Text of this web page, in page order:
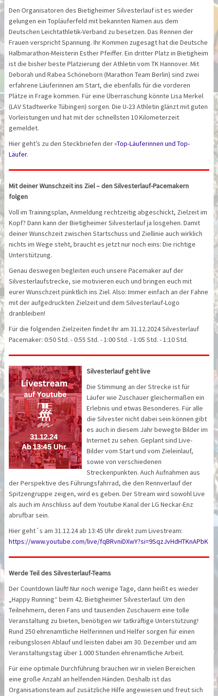
Den Organisatoren des Bietigheimer Silvesterlauf ist es wieder
gelungen ein Topläuferfeld mit bekannten Namen aus dem
Deutschen Leichtathletik-Verband zu besetzen. Das Rennen der
Frauen verspricht Spannung. Ihr Kommen zugesagt hat die Deutsche
Halbmarathon-Meisterin Esther Pfeiffer. Ein dritter Platz in Bietigheim
ist die bisher beste Platzierung der Athletin vom TK Hannover. Mit
Deborah und Rabea Schöneborn (Marathon Team Berlin) sind zwei
erfahrene Läuferinnen am Start, die ebenfalls für die vorderen
Plätze in Frage kommen. Für eine Überraschung könnte Lisa Merkel
(LAV Stadtwerke Tübingen) sorgen. Die U-23 Athletin glänzt mit guten
Vorleistungen und hat mit der schnellsten 10 Kilometerzeit
gemeldet.
Hier geht’s zu den Steckbriefen der »Top-Läuferinnen und Top-
Läufer.
Mit deiner Wunschzeit ins Ziel – den Silvesterlauf-Pacemakern
folgen
Voll im Trainingsplan, Anmeldung rechtzeitig abgeschickt, Zielzeit im
Kopf? Dann kann der Bietigheimer Silvesterlauf ja losgehen. Damit
deiner Wunschzeit zwischen Startschuss und Ziellinie auch wirklich
nichts im Wege steht, braucht es jetzt nur noch eins: Die richtige
Unterstützung.
Genau deswegen begleiten euch unsere Pacemaker auf der
Silvesterlaufstrecke, sie motivieren euch und bringen euch mit
eurer Wunschzeit pünktlich ins Ziel. Also: Immer einfach an der Fahne
mit der aufgedruckten Zielzeit und dem Silvesterlauf-Logo
dranbleiben!
Für die folgenden Zielzeiten findet Ihr am 31.12.2024 Silvesterlauf
Pacemaker: 0:50 Std. - 0:55 Std. - 1:00 Std. - 1:05 Std. - 1:10 Std.
Silvesterlauf geht live
Die Stimmung an der Strecke ist für
Läufer wie Zuschauer gleichermaßen ein
Erlebnis und etwas Besonderes. Für alle
die Silvester nicht dabei sein können gibt
es auch in diesem Jahr bewegte Bilder im
Internet zu sehen. Geplant sind Live-
Bilder vom Start und vom Zieleinlauf,
sowie von verschiedenen
Streckenpunkten. Auch Aufnahmen aus
der Perspektive des Führungsfahrrad, die den Rennverlauf der
Spitzengruppe zeigen, wird es geben. Der Stream wird sowohl Live
als auch im Anschluss auf dem Youtube Kanal der LG Neckar-Enz
abrufbar sein.
Hier geht´s am 31.12.24 ab 13:45 Uhr direkt zum Livestream:
https://www.youtube.com/live/fqBRvniDXwY?si=9SqzJvHdHTKnAPbK
Werde Teil des Silvesterlauf-Teams
Der Countdown läuft! Nur noch wenige Tage, dann heißt es wieder
„Happy Running“ beim 42. Bietigheimer Silvesterlauf. Um den
Teilnehmern, deren Fans und tausenden Zuschauern eine tolle
Veranstaltung zu bieten, benötigen wir tatkräftige Unterstützung!
Rund 250 ehrenamtliche Helferinnen und Helfer sorgen für einen
reibungslosen Ablauf und leisten dabei am 30. Dezember und am
Veranstaltungstag über 1.000 Stunden ehrenamtliche Arbeit.
Für eine optimale Durchführung brauchen wir in vielen Bereichen
eine große Anzahl an helfenden Händen. Deshalb ist das
Organisationsteam auf zusätzliche Hilfe angewiesen und freut sich